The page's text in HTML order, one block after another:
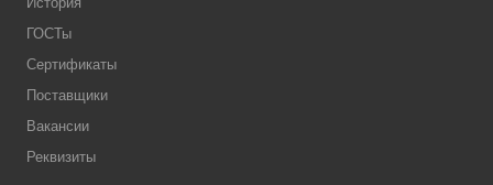
ГОСТы
Сертификаты
Поставщики
Вакансии
Реквизиты